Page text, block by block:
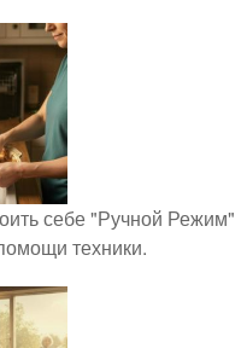
себе "Ручной Режим"
техники.